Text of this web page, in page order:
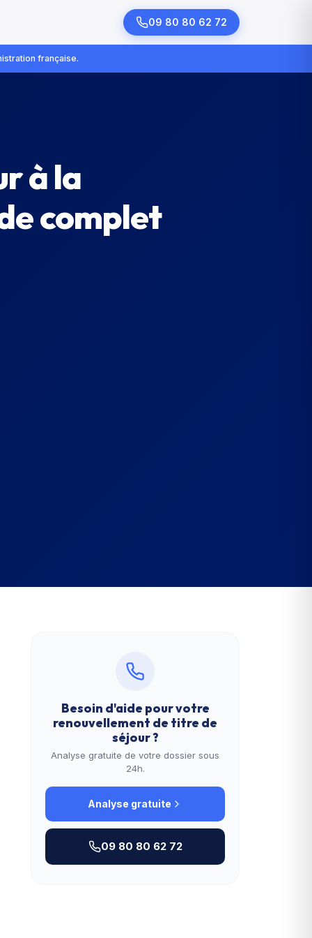
09 80 80 62 72
française.
à la
complet
Besoin d'aide pour votre
renouvellement de titre de
séjour?
Analyse gratuite de votre dossier sous
24h.
Analyse gratuite
09 80 80 62 72